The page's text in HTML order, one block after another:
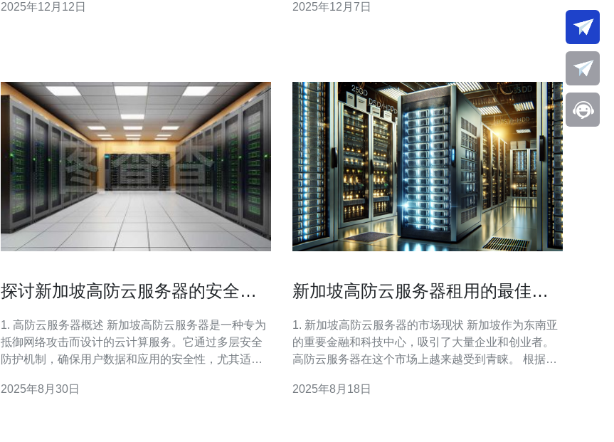
是对于金融、电商等行业来说，确保服务器的安全性
2025年12月12日
仍然能够保持稳定运行。高防云服务器通常具备强大
2025年12月7日
探讨新加坡高防云服务器的安全性
1. 高防云服务器概述 新加坡高防云服务器是一种专为
抵御网络攻击而设计的云计算服务。它通过多层安全
防护机制，确保用户数据和应用的安全性，尤其适合
的理由 在选择高防云服务器时，用户通常考虑以下几
2025年8月30日
新加坡高防云服务器租用的最佳选
1. 新加坡高防云服务器的市场现状 新加坡作为东南亚
的重要金融和科技中心，吸引了大量企业和创业者。
高防云服务器在这个市场上越来越受到青睐。 根据统
元。 其中，高防云服务器的需求增长迅速，尤其是在
2025年8月18日